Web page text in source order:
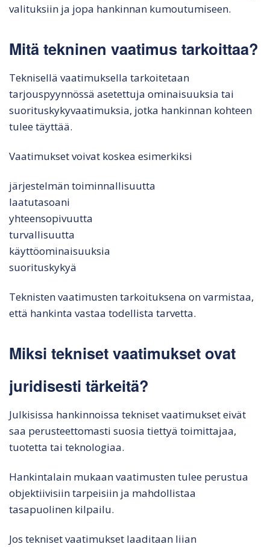
valituksiin ja jopa hankinnan kumoutumiseen.
Mitä tekninen vaatimus tarkoittaa?
Teknisellä vaatimuksella tarkoitetaan
tarjouspyynnössä asetettuja ominaisuuksia tai
suorituskykyvaatimuksia, jotka hankinnan kohteen
tulee täyttää.
Vaatimukset voivat koskea esimerkiksi
järjestelmän toiminnallisuutta
laatutasoani
yhteensopivuutta
turvallisuutta
käyttöominaisuuksia
suorituskykyä
Teknisten vaatimusten tarkoituksena on varmistaa,
että hankinta vastaa todellista tarvetta.
Miksi tekniset vaatimukset ovat
juridisesti tärkeitä?
Julkisissa hankinnoissa tekniset vaatimukset eivät
saa perusteettomasti suosia tiettyä toimittajaa,
tuotetta tai teknologiaa.
Hankintalain mukaan vaatimusten tulee perustua
objektiivisiin tarpeisiin ja mahdollistaa
tasapuolinen kilpailu.
Jos tekniset vaatimukset laaditaan liian